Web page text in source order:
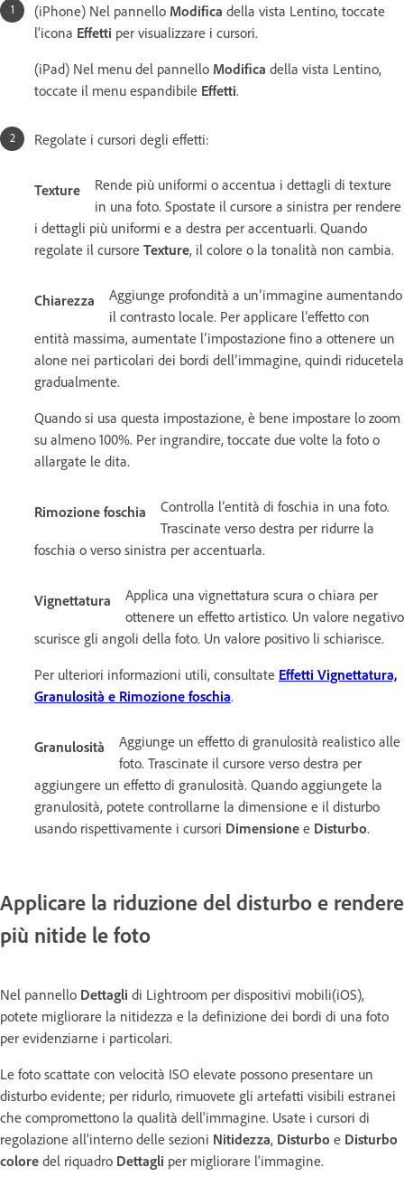
(iPhone) Nel pannello Modifica della vista Lentino, toccate
l'icona Effetti per visualizzare i cursori.
(iPad) Nel menu del pannello Modifica della vista Lentino,
toccate il menu espandibile Effetti.
Regolate i cursori degli effetti:
Texture
Rende più uniformi o accentua i dettagli di texture
in una foto. Spostate il cursore a sinistra per rendere
i dettagli più uniformi e a destra per accentuarli. Quando
regolate il cursore Texture, il colore o la tonalità non cambia.
Chiarezza
Aggiunge profondità a un’immagine aumentando
il contrasto locale. Per applicare l’effetto con
entità massima, aumentate l’impostazione fino a ottenere un
alone nei particolari dei bordi dell’immagine, quindi riducetela
gradualmente.
Quando si usa questa impostazione, è bene impostare lo zoom
su almeno 100%. Per ingrandire, toccate due volte la foto o
allargate le dita.
Rimozione foschia
Controlla l’entità di foschia in una foto.
Trascinate verso destra per ridurre la
foschia o verso sinistra per accentuarla.
Vignettatura
Applica una vignettatura scura o chiara per
ottenere un effetto artistico. Un valore negativo
scurisce gli angoli della foto. Un valore positivo li schiarisce.
Per ulteriori informazioni utili, consultate Effetti Vignettatura,
Granulosità e Rimozione foschia.
Granulosità
Aggiunge un effetto di granulosità realistico alle
foto. Trascinate il cursore verso destra per
aggiungere un effetto di granulosità. Quando aggiungete la
granulosità, potete controllarne la dimensione e il disturbo
usando rispettivamente i cursori Dimensione e Disturbo.
Applicare la riduzione del disturbo e rendere
più nitide le foto
Nel pannello Dettagli di Lightroom per dispositivi mobili(iOS),
potete migliorare la nitidezza e la definizione dei bordi di una foto
per evidenziarne i particolari.
Le foto scattate con velocità ISO elevate possono presentare un
disturbo evidente; per ridurlo, rimuovete gli artefatti visibili estranei
che compromettono la qualità dell'immagine. Usate i cursori di
regolazione all'interno delle sezioni Nitidezza, Disturbo e Disturbo
colore del riquadro Dettagli per migliorare l'immagine.